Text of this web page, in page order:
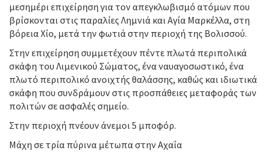
μεσημέρι επιχείρηση για τον απεγκλωβισμό ατόμων που
βρίσκονται στις παραλίες Λημνιά και Αγία Μαρκέλλα, στη
βόρεια Χίο, μετά την φωτιά στην περιοχή της Βολισσού.
Στην επιχείρηση συμμετέχουν πέντε πλωτά περιπολικά
σκάφη του Λιμενικού Σώματος, ένα ναυαγοσωστικό, ένα
πλωτό περιπολικό ανοιχτής θαλάσσης, καθώς και ιδιωτικά
σκάφη που συνδράμουν στις προσπάθειες μεταφοράς των
πολιτών σε ασφαλές σημείο.
Στην περιοχή πνέουν άνεμοι 5 μποφόρ.
Μάχη σε τρία πύρινα μέτωπα στην Αχαΐα